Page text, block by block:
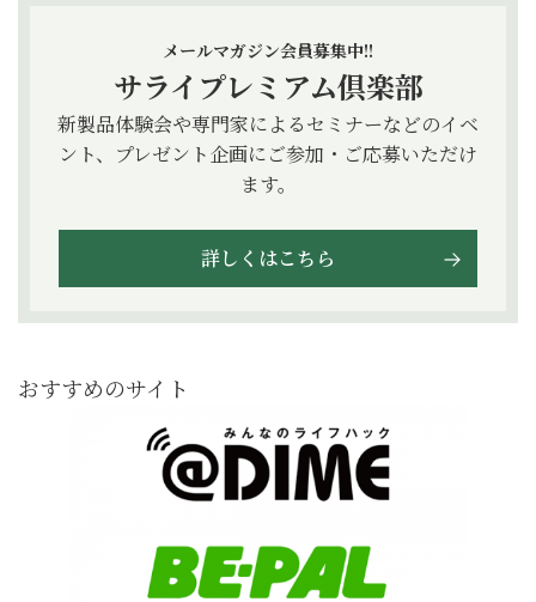
メールマガジン会員募集中!!
サライプレミアム倶楽部
新製品体験会や専門家によるセミナーなどのイベ
ント、プレゼント企画にご参加・ご応募いただけ
ます。
詳しくはこちら
おすすめのサイト